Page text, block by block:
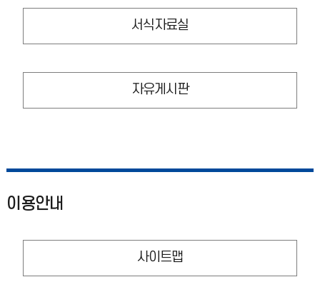
서식자료실
자유게시판
이용안내
사이트맵